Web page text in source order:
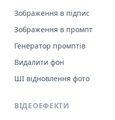
Зображення в підпис
Зображення в промпт
Генератор промптів
Видалити фон
ШІ відновлення фото
ВІДЕОЕФЕКТИ